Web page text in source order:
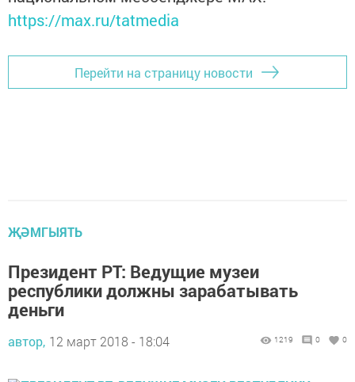
https://max.ru/tatmedia
Перейти на страницу новости
ҖӘМГЫЯТЬ
Президент РТ: Ведущие музеи
республики должны зарабатывать
деньги
автор, 12 март 2018 - 18:04 1219 0 0